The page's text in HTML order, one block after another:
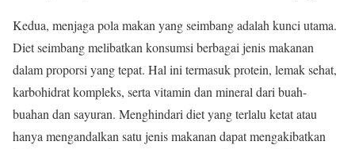
Kedua, menjaga pola makan yang seimbang adalah kunci utama.
Diet seimbang melibatkan konsumsi berbagai jenis makanan
dalam proporsi yang tepat. Hal ini termasuk protein, lemak sehat,
karbohidrat kompleks, serta vitamin dan mineral dari buah-
buahan dan sayuran. Menghindari diet yang terlalu ketat atau
hanya mengandalkan satu jenis makanan dapat mengakibatkan